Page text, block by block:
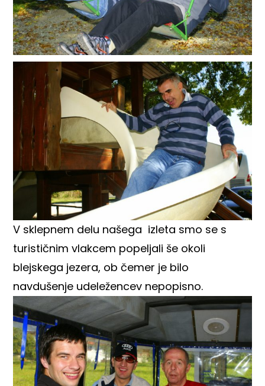
V sklepnem delu našega izleta smo se s
turističnim vlakcem popeljali še okoli
blejskega jezera, ob čemer je bilo
navdušenje udeležencev nepopisno.